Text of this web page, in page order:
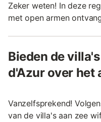
Zeker weten! In deze
met open armen
Bieden de
d'Azur over het
Vanzelfsprekend!
van de villa's aan zee